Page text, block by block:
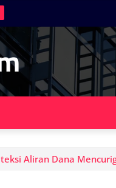
Aliran Dana